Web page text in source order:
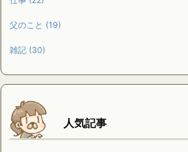
父のこと (19)
雑記 (30)
人気記事